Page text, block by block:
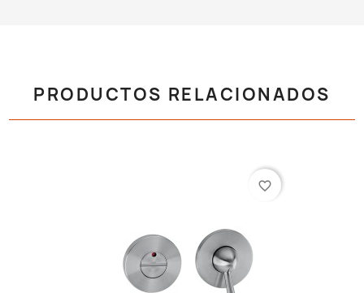
PRODUCTOS RELACIONADOS
favorite_border